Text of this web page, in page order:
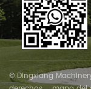
© Dingxiang